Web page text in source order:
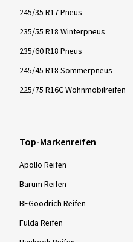
245/35 R17 Pneus
235/55 R18 Winterpneus
235/60 R18 Pneus
245/45 R18 Sommerpneus
225/75 R16C Wohnmobilreifen
Top-Markenreifen
Apollo Reifen
Barum Reifen
BFGoodrich Reifen
Fulda Reifen